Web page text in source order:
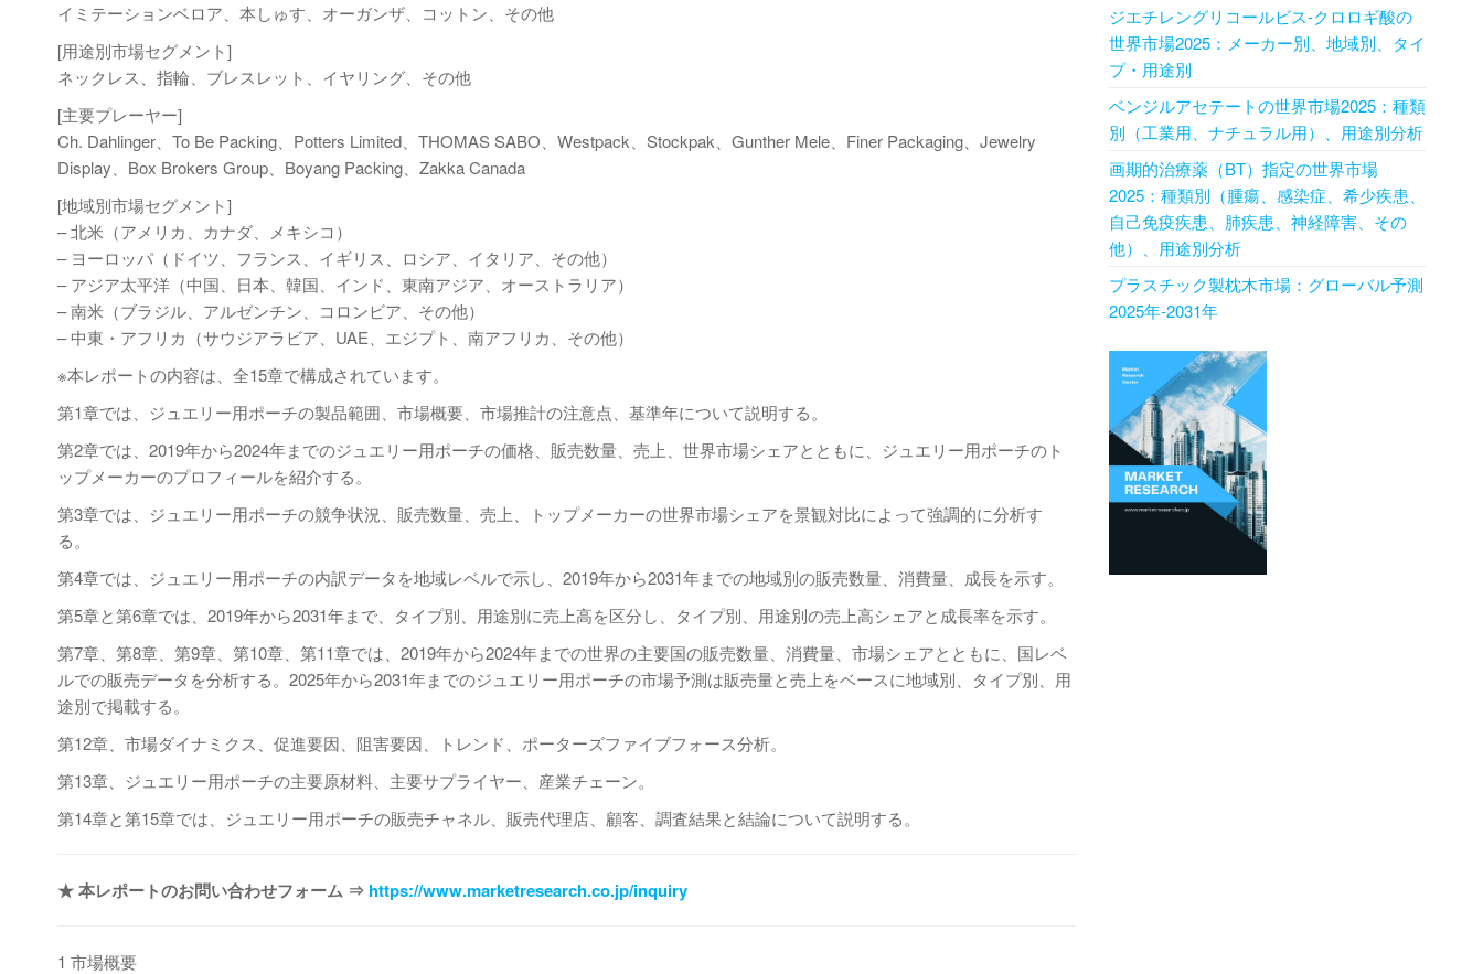
イミテーションベロア、本しゅす、オーガンザ、コットン、その他
[用途別市場セグメント]
ネックレス、指輪、ブレスレット、イヤリング、その他
[主要プレーヤー]
Ch. Dahlinger、To Be Packing、Potters Limited、THOMAS SABO、Westpack、Stockpak、Gunther Mele、Finer Packaging、Jewelry
Display、Box Brokers Group、Boyang Packing、Zakka Canada
[地域別市場セグメント]
– 北米（アメリカ、カナダ、メキシコ）
– ヨーロッパ（ドイツ、フランス、イギリス、ロシア、イタリア、その他）
– アジア太平洋（中国、日本、韓国、インド、東南アジア、オーストラリア）
– 南米（ブラジル、アルゼンチン、コロンビア、その他）
– 中東・アフリカ（サウジアラビア、UAE、エジプト、南アフリカ、その他）
※本レポートの内容は、全15章で構成されています。
第1章では、ジュエリー用ポーチの製品範囲、市場概要、市場推計の注意点、基準年について説明する。
第2章では、2019年から2024年までのジュエリー用ポーチの価格、販売数量、売上、世界市場シェアとともに、ジュエリー用ポーチのト
ップメーカーのプロフィールを紹介する。
第3章では、ジュエリー用ポーチの競争状況、販売数量、売上、トップメーカーの世界市場シェアを景観対比によって強調的に分析す
る。
第4章では、ジュエリー用ポーチの内訳データを地域レベルで示し、2019年から2031年までの地域別の販売数量、消費量、成長を示す。
第5章と第6章では、2019年から2031年まで、タイプ別、用途別に売上高を区分し、タイプ別、用途別の売上高シェアと成長率を示す。
第7章、第8章、第9章、第10章、第11章では、2019年から2024年までの世界の主要国の販売数量、消費量、市場シェアとともに、国レベ
ルでの販売データを分析する。2025年から2031年までのジュエリー用ポーチの市場予測は販売量と売上をベースに地域別、タイプ別、用
途別で掲載する。
第12章、市場ダイナミクス、促進要因、阻害要因、トレンド、ポーターズファイブフォース分析。
第13章、ジュエリー用ポーチの主要原材料、主要サプライヤー、産業チェーン。
第14章と第15章では、ジュエリー用ポーチの販売チャネル、販売代理店、顧客、調査結果と結論について説明する。
★ 本レポートのお問い合わせフォーム ⇒ https://www.marketresearch.co.jp/inquiry
1 市場概要
ジエチレングリコールビス-クロロギ酸の
世界市場2025：メーカー別、地域別、タイ
プ・用途別
ベンジルアセテートの世界市場2025：種類
別（工業用、ナチュラル用）、用途別分析
画期的治療薬（BT）指定の世界市場
2025：種類別（腫瘍、感染症、希少疾患、
自己免疫疾患、肺疾患、神経障害、その
他）、用途別分析
プラスチック製枕木市場：グローバル予測
2025年-2031年